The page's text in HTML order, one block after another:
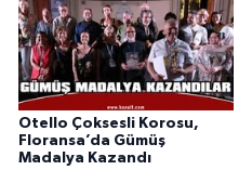
Otello Çoksesli Korosu,
Floransa’da Gümüş
Madalya Kazandı